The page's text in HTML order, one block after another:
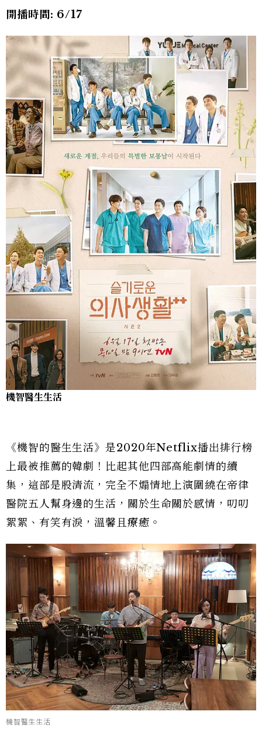
開播時間: 6/17
機智醫生生活
《機智的醫生生活》是2020年Netflix播出排行榜
上最被推薦的韓劇！比起其他四部高能劇情的續
集，這部是股清流，完全不煽情地上演圍繞在帝律
醫院五人幫身邊的生活，關於生命關於感情，叨叨
絮絮、有笑有淚，溫馨且療癒。
機智醫生生活